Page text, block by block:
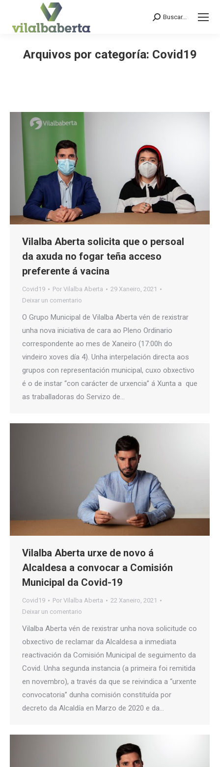
Search:
Buscar...
Arquivos por categoría: Covid19
Vilalba Aberta solicita que o persoal
da axuda no fogar teña acceso
preferente á vacina
Covid19 Por Vilalba Aberta
29 Xaneiro, 2021
Deixar un comentario
O Grupo Municipal de Vilalba Aberta vén de rexistrar
unha nova iniciativa de cara ao Pleno Ordinario
correspondente ao mes de Xaneiro (17:00h do
vindeiro xoves día 4). Unha interpelación directa aos
grupos con representación municipal, cuxo obxectivo
é o de instar “con carácter de urxencia” á Xunta a que
as traballadoras do Servizo de…
Vilalba Aberta urxe de novo á
Alcaldesa a convocar a Comisión
Municipal da Covid-19
Covid19 Por Vilalba Aberta
22 Xaneiro, 2021
Deixar un comentario
Vilalba Aberta vén de rexistrar unha nova solicitude co
obxectivo de reclamar da Alcaldesa a inmediata
reactivación da Comisión Municipal de seguimento da
Covid. Unha segunda instancia (a primeira foi remitida
en novembro), a través da que se reivindica a “urxente
convocatoria” dunha comisión constituída por
decreto da Alcaldía en Marzo de 2020 e da…